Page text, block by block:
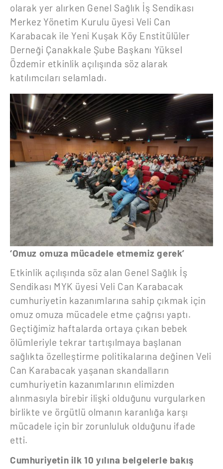
olarak yer alırken Genel Sağlık İş Sendikası
Merkez Yönetim Kurulu üyesi Veli Can
Karabacak ile Yeni Kuşak Köy Enstitülüler
Derneği Çanakkale Şube Başkanı Yüksel
Özdemir etkinlik açılışında söz alarak
katılımcıları selamladı.
‘Omuz omuza mücadele etmemiz gerek’
Etkinlik açılışında söz alan Genel Sağlık İş
Sendikası MYK üyesi Veli Can Karabacak
cumhuriyetin kazanımlarına sahip çıkmak için
omuz omuza mücadele etme çağrısı yaptı.
Geçtiğimiz haftalarda ortaya çıkan bebek
ölümleriyle tekrar tartışılmaya başlanan
sağlıkta özelleştirme politikalarına değinen Veli
Can Karabacak yaşanan skandalların
cumhuriyetin kazanımlarının elimizden
alınmasıyla birebir ilişki olduğunu vurgularken
birlikte ve örgütlü olmanın karanlığa karşı
mücadele için bir zorunluluk olduğunu ifade
etti.
Cumhuriyetin ilk 10 yılına belgelerle bakış